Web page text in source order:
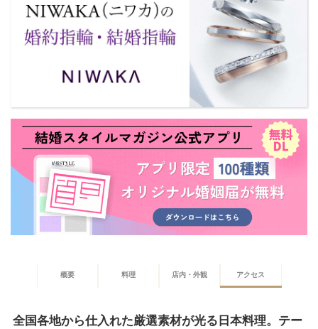
概要 料理 店内・外観 アクセス
全国各地から仕入れた厳選素材が光る日本料理。テー